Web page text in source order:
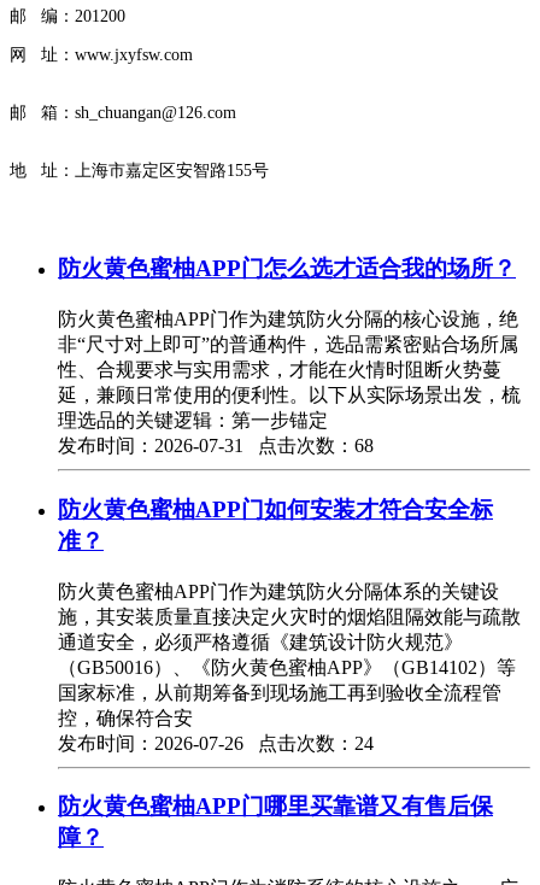
邮 编：201200
网 址： www.jxyfsw.com
邮 箱：sh_chuangan@126.com
地 址：上海市嘉定区安智路155号
防火黄色蜜柚APP门怎么选才适合我的场所？
防火黄色蜜柚APP门作为建筑防火分隔的核心设施，绝
非“尺寸对上即可”的普通构件，选品需紧密贴合场所属
性、合规要求与实用需求，才能在火情时阻断火势蔓
延，兼顾日常使用的便利性。以下从实际场景出发，梳
理选品的关键逻辑：第一步锚定
发布时间：2026-07-31 点击次数：68
防火黄色蜜柚APP门如何安装才符合安全标
准？
防火黄色蜜柚APP门作为建筑防火分隔体系的关键设
施，其安装质量直接决定火灾时的烟焰阻隔效能与疏散
通道安全，必须严格遵循《建筑设计防火规范》
（GB50016）、《防火黄色蜜柚APP》（GB14102）等
国家标准，从前期筹备到现场施工再到验收全流程管
控，确保符合安
发布时间：2026-07-26 点击次数：24
防火黄色蜜柚APP门哪里买靠谱又有售后保
障？